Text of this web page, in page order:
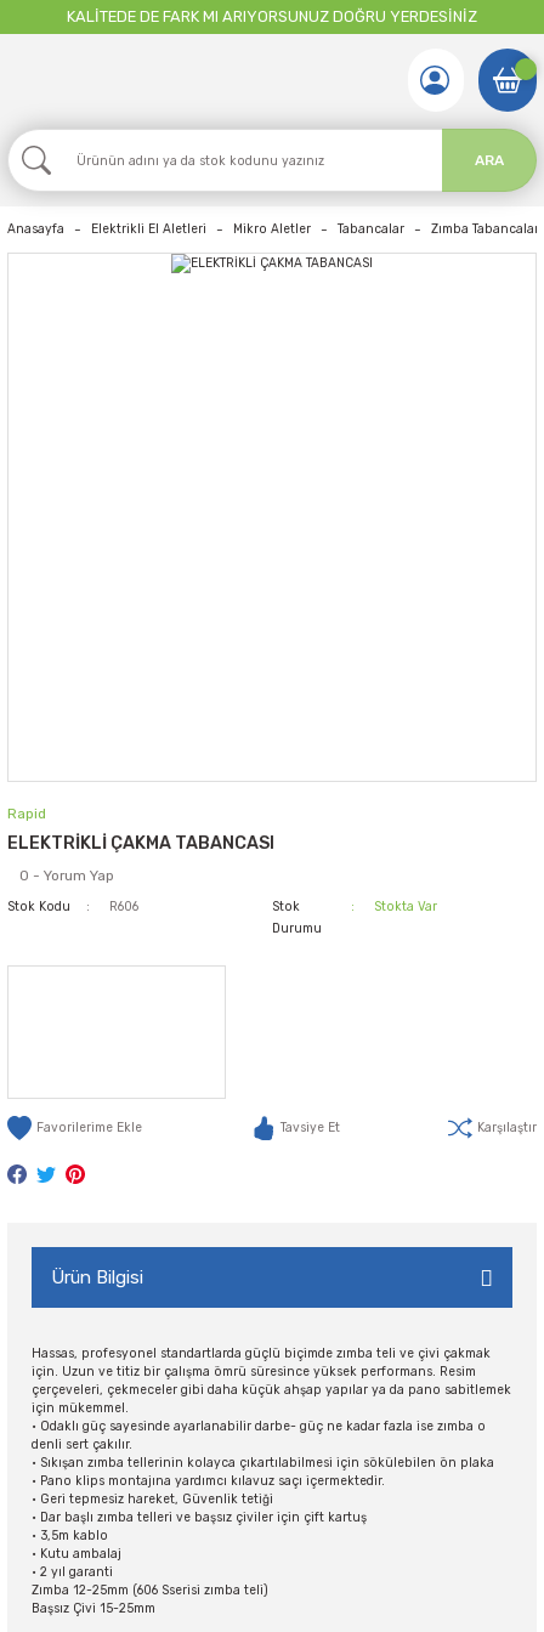
KALİTEDE DE FARK MI ARIYORSUNUZ DOĞRU YERDESİNİZ
ARA
Anasayfa Elektrikli El Aletleri Mikro Aletler Tabancalar Zımba Tabancaları
Rapid
ELEKTRİKLİ ÇAKMA TABANCASI
0 - Yorum Yap
Stok Kodu R606
Stok
Durumu
Stokta Var
Tavsiye Et Karşılaştır
Ürün Bilgisi
Hassas, profesyonel standartlarda güçlü biçimde zımba teli ve çivi çakmak
için. Uzun ve titiz bir çalışma ömrü süresince yüksek performans. Resim
çerçeveleri, çekmeceler gibi daha küçük ahşap yapılar ya da pano sabitlemek
için mükemmel.
• Odaklı güç sayesinde ayarlanabilir darbe- güç ne kadar fazla ise zımba o
denli sert çakılır.
• Sıkışan zımba tellerinin kolayca çıkartılabilmesi için sökülebilen ön plaka
• Pano klips montajına yardımcı kılavuz saçı içermektedir.
• Geri tepmesiz hareket, Güvenlik tetiği
• Dar başlı zımba telleri ve başsız çiviler için çift kartuş
• 3,5m kablo
• Kutu ambalaj
• 2 yıl garanti
Zımba 12-25mm (606 Sserisi zımba teli)
Başsız Çivi 15-25mm